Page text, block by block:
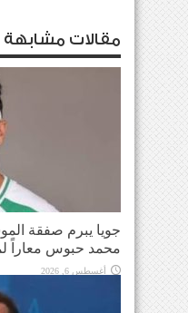
مقالات مشابهة
جويا يبرم صفقة
محمد حبوس معاراً
أغسطس 6, 2026